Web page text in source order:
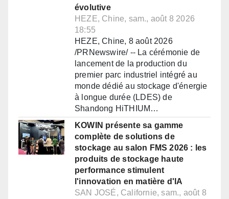
évolutive
HEZE, Chine, sam., août 8 2026
18:55
HEZE, Chine, 8 août 2026
/PRNewswire/ -- La cérémonie de
lancement de la production du
premier parc industriel intégré au
monde dédié au stockage d'énergie
à longue durée (LDES) de
Shandong HiTHIUM…
KOWIN présente sa gamme
complète de solutions de
stockage au salon FMS 2026 : les
produits de stockage haute
performance stimulent
l'innovation en matière d'IA
SAN JOSÉ, Californie, sam., août 8